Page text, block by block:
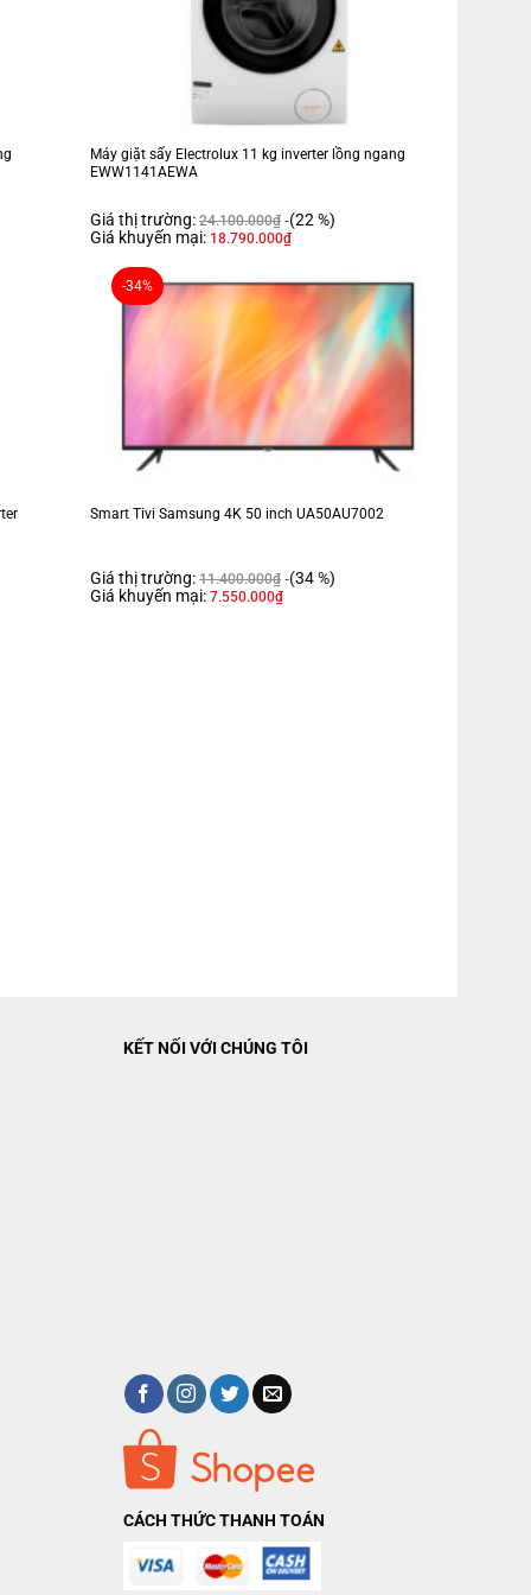
Máy giặt sấy Electrolux 11 kg inverter lồng ngang
EWW1141AEWA
Giá thị trường: 24.100.000₫ (22 %)
Giá khuyến mại: 18.790.000₫
-34%
Smart Tivi Samsung 4K 50 inch UA50AU7002
Giá thị trường: 11.400.000₫ (34 %)
Giá khuyến mại: 7.550.000₫
KẾT NỐI VỚI CHÚNG TÔI
CÁCH THỨC THANH TOÁN